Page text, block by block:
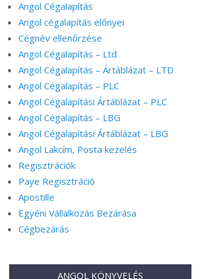
Angol Cégalapítás
Angol cégalapítás előnyei
Cégnév ellenőrzése
Angol Cégalapítás – Ltd
Angol Cégalapítás – Ártáblázat – LTD
Angol Cégalapítás – PLC
Angol Cégalapítási Ártáblázat – PLC
Angol Cégalapítás – LBG
Angol Cégalapítási Ártáblázat – LBG
Angol Lakcím, Posta kezelés
Regisztrációk
Paye Regisztráció
Apostille
Egyéni Vállalkozás Bezárása
Cégbezárás
ANGOL KÖNYVELÉS